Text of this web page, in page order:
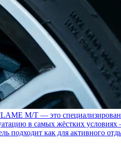
M/T — это
в самых жёстких
подходит как для активного